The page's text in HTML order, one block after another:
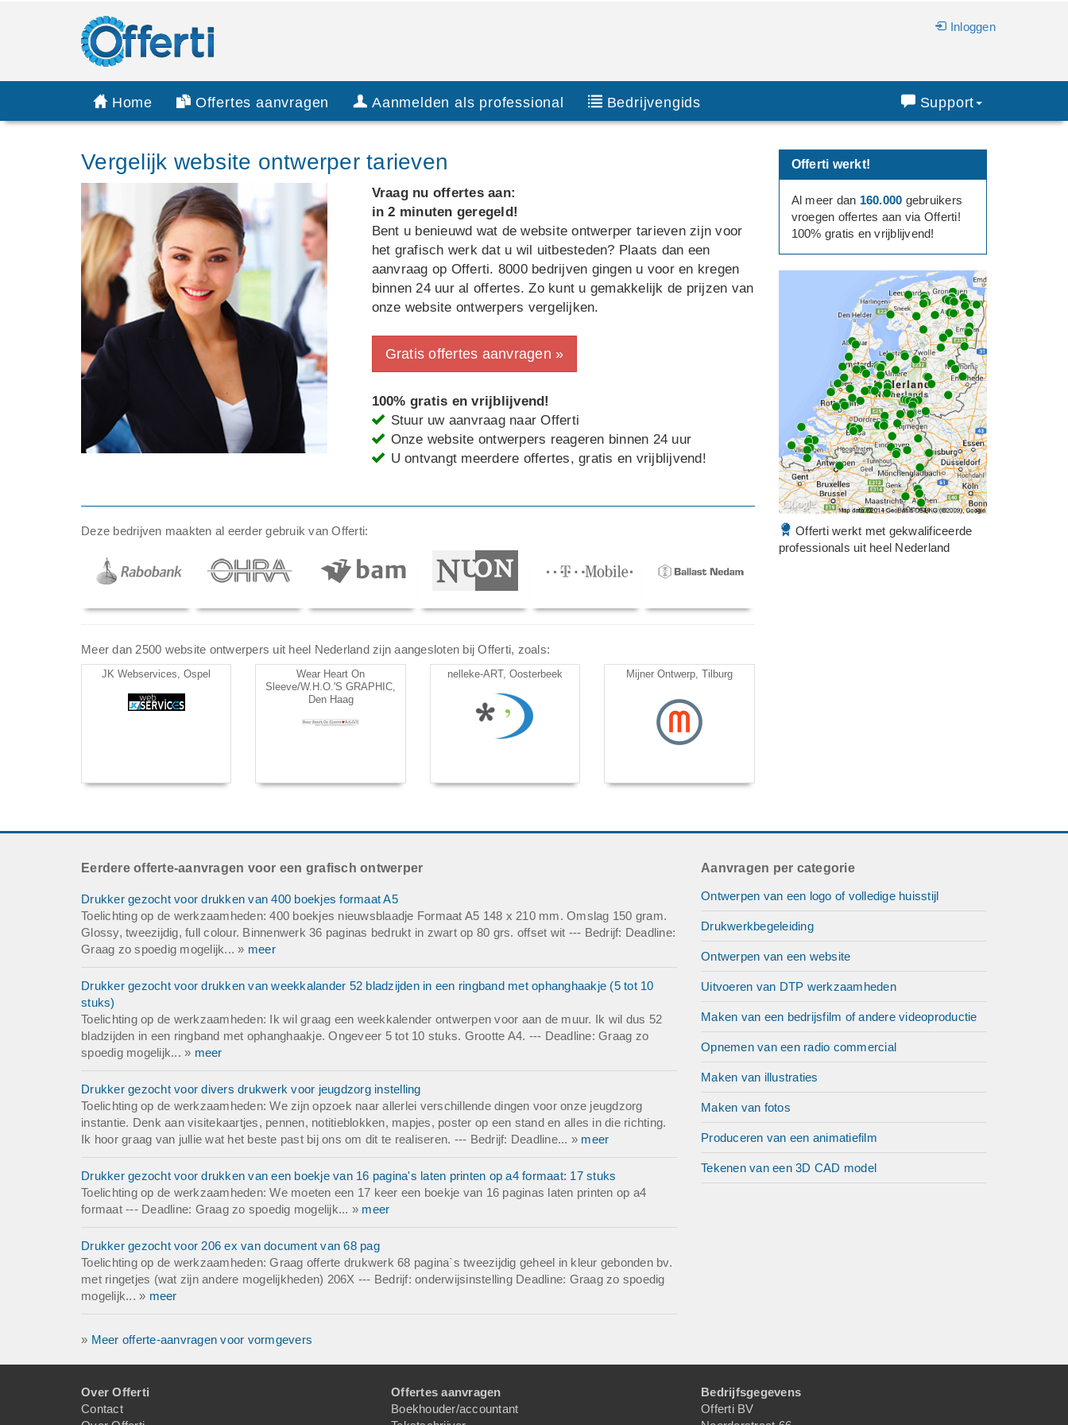
Inloggen
Home Offertes aanvragen Aanmelden als professional Bedrijvengids Support
Vergelijk website ontwerper tarieven
Vraag nu offertes aan:
in 2 minuten geregeld!
Bent u benieuwd wat de website ontwerper tarieven zijn voor
het grafisch werk dat u wil uitbesteden? Plaats dan een
aanvraag op Offerti. 8000 bedrijven gingen u voor en kregen
binnen 24 uur al offertes. Zo kunt u gemakkelijk de prijzen van
onze website ontwerpers vergelijken.
Gratis offertes aanvragen »
100% gratis en vrijblijvend!
Stuur uw aanvraag naar Offerti
Onze website ontwerpers reageren binnen 24 uur
U ontvangt meerdere offertes, gratis en vrijblijvend!
Deze bedrijven maakten al eerder gebruik van Offerti:
Meer dan 2500 website ontwerpers uit heel Nederland zijn aangesloten bij Offerti, zoals:
JK Webservices, Ospel
Wear Heart On
Sleeve/W.H.O.'S GRAPHIC,
Den Haag
nelleke-ART, Oosterbeek Mijner Ontwerp, Tilburg
Offerti werkt!
Al meer dan 160.000 gebruikers
vroegen offertes aan via Offerti!
100% gratis en vrijblijvend!
Offerti werkt met gekwalificeerde
professionals uit heel Nederland
Eerdere offerte-aanvragen voor een grafisch ontwerper
Drukker gezocht voor drukken van 400 boekjes formaat A5
Toelichting op de werkzaamheden: 400 boekjes nieuwsblaadje Formaat A5 148 x 210 mm. Omslag 150 gram.
Glossy, tweezijdig, full colour. Binnenwerk 36 paginas bedrukt in zwart op 80 grs. offset wit --- Bedrijf: Deadline:
Graag zo spoedig mogelijk... » meer
Drukker gezocht voor drukken van weekkalander 52 bladzijden in een ringband met ophanghaakje (5 tot 10
stuks)
Toelichting op de werkzaamheden: Ik wil graag een weekkalender ontwerpen voor aan de muur. Ik wil dus 52
bladzijden in een ringband met ophanghaakje. Ongeveer 5 tot 10 stuks. Grootte A4. --- Deadline: Graag zo
spoedig mogelijk... » meer
Drukker gezocht voor divers drukwerk voor jeugdzorg instelling
Toelichting op de werkzaamheden: We zijn opzoek naar allerlei verschillende dingen voor onze jeugdzorg
instantie. Denk aan visitekaartjes, pennen, notitieblokken, mapjes, poster op een stand en alles in die richting.
Ik hoor graag van jullie wat het beste past bij ons om dit te realiseren. --- Bedrijf: Deadline... » meer
Drukker gezocht voor drukken van een boekje van 16 pagina's laten printen op a4 formaat: 17 stuks
Toelichting op de werkzaamheden: We moeten een 17 keer een boekje van 16 paginas laten printen op a4
formaat --- Deadline: Graag zo spoedig mogelijk... » meer
Drukker gezocht voor 206 ex van document van 68 pag
Toelichting op de werkzaamheden: Graag offerte drukwerk 68 pagina`s tweezijdig geheel in kleur gebonden bv.
met ringetjes (wat zijn andere mogelijkheden) 206X --- Bedrijf: onderwijsinstelling Deadline: Graag zo spoedig
mogelijk... » meer
» Meer offerte-aanvragen voor vormgevers
Aanvragen per categorie
Ontwerpen van een logo of volledige huisstijl
Drukwerkbegeleiding
Ontwerpen van een website
Uitvoeren van DTP werkzaamheden
Maken van een bedrijsfilm of andere videoproductie
Opnemen van een radio commercial
Maken van illustraties
Maken van fotos
Produceren van een animatiefilm
Tekenen van een 3D CAD model
Over Offerti
Contact
Offertes aanvragen
Boekhouder/accountant
Bedrijfsgegevens
Offerti BV